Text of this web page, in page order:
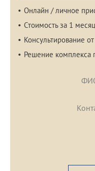
Онлайн / личное
Стоимость за 1
Консультирование
Решение комплекса